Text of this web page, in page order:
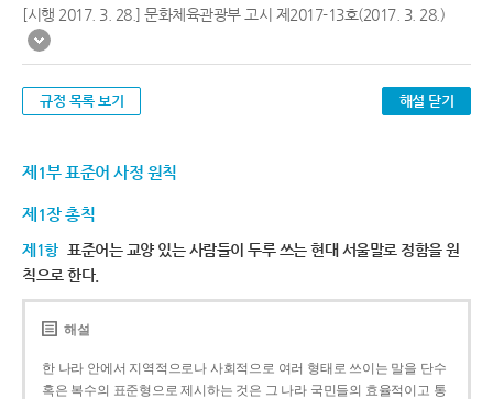
[시행 2017. 3. 28.] 문화체육관광부 고시 제2017-13호(2017. 3. 28.)
규정 목록 보기 해설 닫기
제1부 표준어 사정 원칙
제1장 총칙
제1항 표준어는 교양 있는 사람들이 두루 쓰는 현대 서울말로 정함을 원
칙으로 한다.
해설
한 나라 안에서 지역적으로나 사회적으로 여러 형태로 쓰이는 말을 단수
혹은 복수의 표준형으로 제시하는 것은 그 나라 국민들의 효율적이고 통